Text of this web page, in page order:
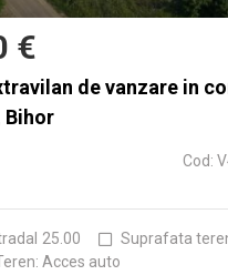
€
de vanzare in
Bihor
Cod:
25.00 Suprafata
Acces auto